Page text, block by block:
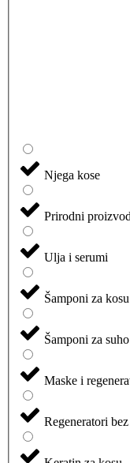
Njega kose
Prirodni
Ulja i serumi
Šamponi za kosu
Šamponi za
Maske i
Regeneratori